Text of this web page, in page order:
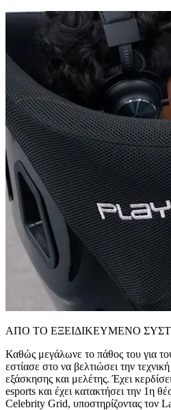
ΑΠΟ ΤΟ ΕΞΕΙΔΙΚΕΥΜΕΝΟ
Καθώς μεγάλωνε το πάθος του για
εστίασε στο να βελτιώσει την
εξάσκησης και μελέτης. Έχει
esports και έχει κατακτήσει την 1η
Celebrity Grid, υποστηρίζοντας τον